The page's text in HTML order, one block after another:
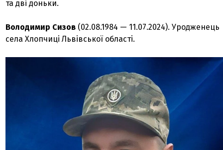
та дві доньки.
Володимир Сизов (02.08.1984 — 11.07.2024). Уродженець
села Хлопчиці Львівської області.